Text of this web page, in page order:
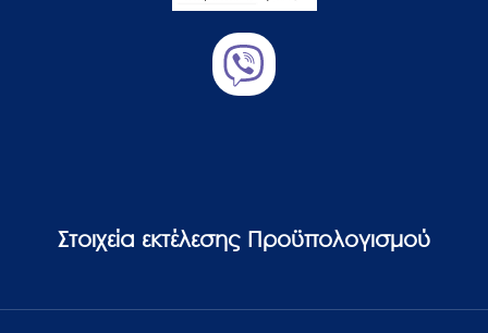
Στοιχεία εκτέλεσης Προϋπολογισμού